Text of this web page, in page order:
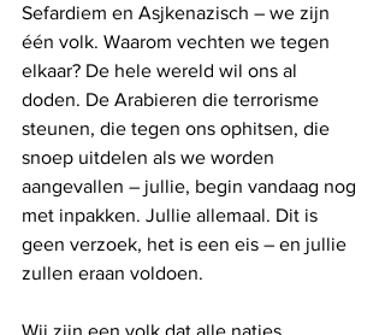
Sefardiem en Asjkenazisch – we zijn
één volk. Waarom vechten we tegen
elkaar? De hele wereld wil ons al
doden. De Arabieren die terrorisme
steunen, die tegen ons ophitsen, die
snoep uitdelen als we worden
aangevallen – jullie, begin vandaag nog
met inpakken. Jullie allemaal. Dit is
geen verzoek, het is een eis – en jullie
zullen eraan voldoen.
Wij zijn een volk dat alle naties